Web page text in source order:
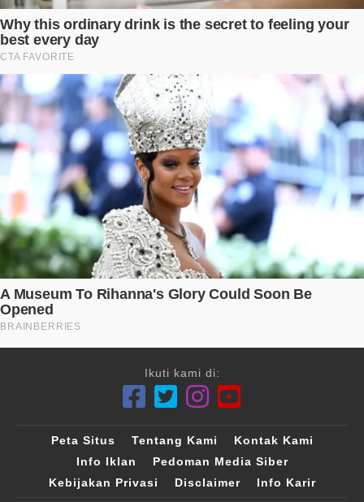
Ikuti kami di:
Peta Situs Tentang Kami
Kontak Kami
Info Iklan
Pedoman Media Siber
Kebijakan Privasi
Disclaimer Info Karir